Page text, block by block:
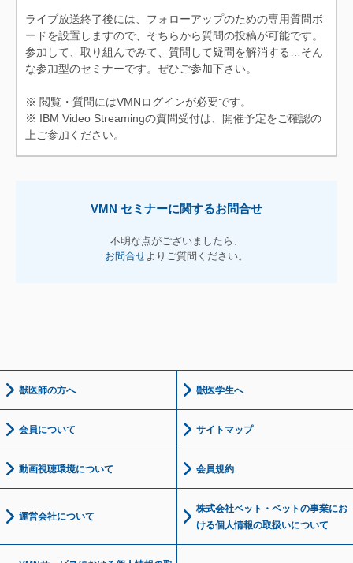
ライブ放送終了後には、フォローアップのための専用質問ボ
ードを設置しますので、そちらから質問の投稿が可能です。
参加して、取り組んでみて、質問して疑問を解消する…そん
な参加型のセミナーです。ぜひご参加下さい。
※ 閲覧・質問にはVMNログインが必要です。
※ IBM Video Streamingの質問受付は、開催予定をご確認の
上ご参加ください。
VMN セミナーに関するお問合せ
不明な点がございましたら、
お問合せよりご質問ください。
獣医師の方へ 獣医学生へ
会員について サイトマップ
動画視聴環境について 会員規約
運営会社について
株式会社ペット・ベットの事業にお
ける個人情報の取扱いについて